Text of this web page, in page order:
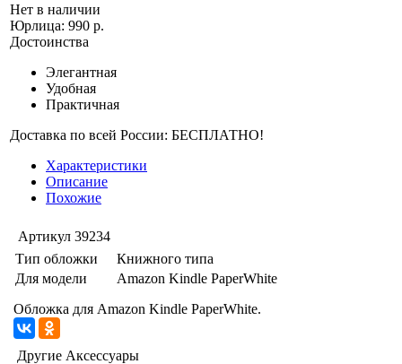
Нет в наличии
Юрлица: 990 р.
Достоинства
Элегантная
Удобная
Практичная
Доставка по всей России: БЕСПЛАТНО!
Характеристики
Описание
Похожие
Артикул 39234
Тип обложки
Книжного типа
Для модели
Amazon Kindle PaperWhite
Обложка для Amazon Kindle PaperWhite.
Другие Аксессуары